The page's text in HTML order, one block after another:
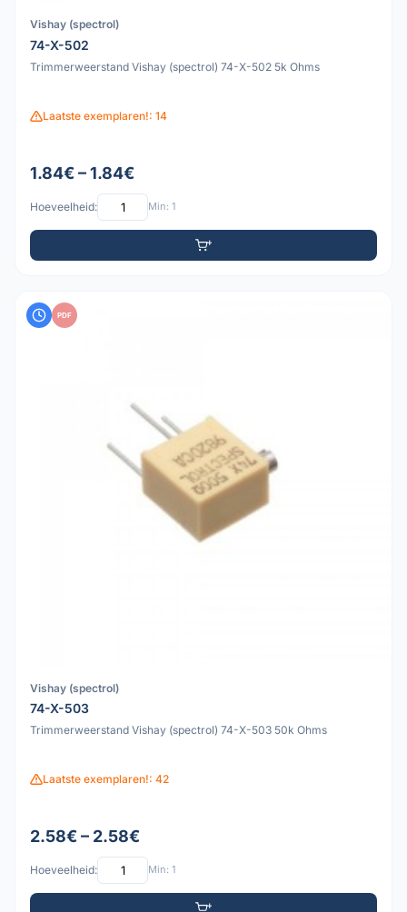
Vishay (spectrol)
74-X-502
Trimmerweerstand Vishay (spectrol) 74-X-502 5k Ohms
Laatste exemplaren!: 14
1.84€ – 1.84€
Hoeveelheid: Min: 1
PDF
Vishay (spectrol)
74-X-503
Trimmerweerstand Vishay (spectrol) 74-X-503 50k Ohms
Laatste exemplaren!: 42
2.58€ – 2.58€
Hoeveelheid: Min: 1